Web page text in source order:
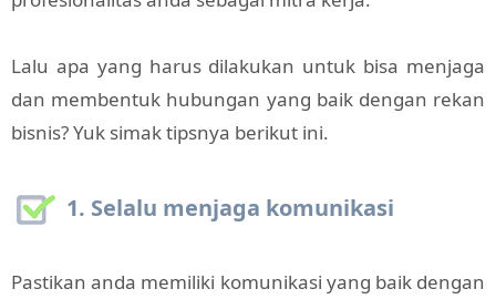
Lalu apa yang harus dilakukan untuk bisa menjaga
dan membentuk hubungan yang baik dengan rekan
bisnis? Yuk simak tipsnya berikut ini.
1. Selalu menjaga komunikasi
Pastikan anda memiliki komunikasi yang baik dengan